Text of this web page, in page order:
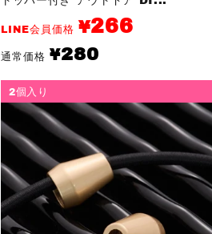
LINE会員価格 ¥266
通常価格
通
常
¥280
2個入り